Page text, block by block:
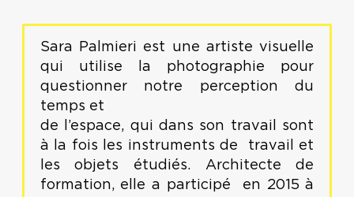
Sara Palmieri est une artiste visuelle
qui utilise la photographie pour
questionner notre perception du
temps et
de l’espace, qui dans son travail sont
à la fois les instruments de travail et
les objets étudiés. Architecte de
formation, elle a participé en 2015 à